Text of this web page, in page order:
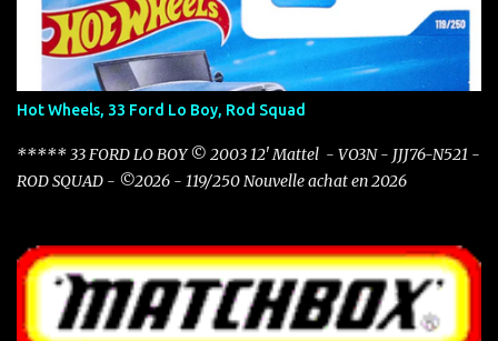
Hot Wheels, 33 Ford Lo Boy, Rod Squad
***** 33 FORD LO BOY © 2003 12' Mattel - VO3N - JJJ76-N521 -
ROD SQUAD - ©2026 - 119/250 Nouvelle achat en 2026